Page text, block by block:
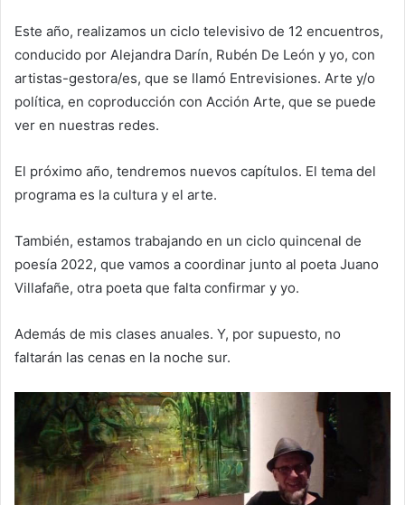
Este año, realizamos un ciclo televisivo de 12 encuentros,
conducido por Alejandra Darín, Rubén De León y yo, con
artistas-gestora/es, que se llamó Entrevisiones. Arte y/o
política, en coproducción con Acción Arte, que se puede
ver en nuestras redes.
El próximo año, tendremos nuevos capítulos. El tema del
programa es la cultura y el arte.
También, estamos trabajando en un ciclo quincenal de
poesía 2022, que vamos a coordinar junto al poeta Juano
Villafañe, otra poeta que falta confirmar y yo.
Además de mis clases anuales. Y, por supuesto, no
faltarán las cenas en la noche sur.